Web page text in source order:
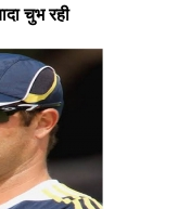
चुभ रही